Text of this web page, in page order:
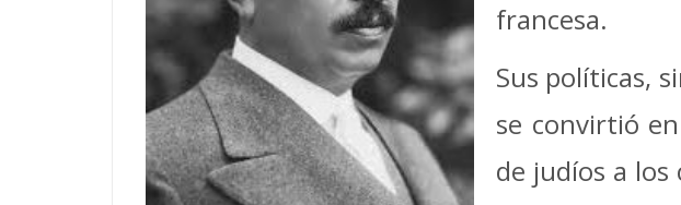
francesa.
Sus políticas,
se convirtió
de judíos a los